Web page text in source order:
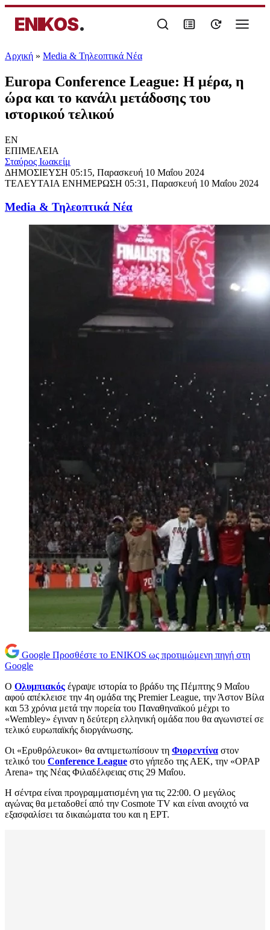
ENIKOS.
Αρχική » Media & Τηλεοπτικά Νέα
Europa Conference League: Η μέρα, η
ώρα και το κανάλι μετάδοσης του
ιστορικού τελικού
EN
ΕΠΙΜΕΛΕΙΑ
Σταύρος Ιωακείμ
ΔΗΜΟΣΙΕΥΣΗ 05:15, Παρασκευή 10 Μαΐου 2024
ΤΕΛΕΥΤΑΙΑ ΕΝΗΜΕΡΩΣΗ 05:31, Παρασκευή 10 Μαΐου 2024
Media & Τηλεοπτικά Νέα
Google Προσθέστε το ENIKOS ως προτιμώμενη πηγή στη
Google
Ο Ολυμπιακός έγραψε ιστορία το βράδυ της Πέμπτης 9 Μαΐου
αφού απέκλεισε την 4η ομάδα της Premier League, την Άστον Βίλα
και 53 χρόνια μετά την πορεία του Παναθηναϊκού μέχρι το
«Wembley» έγιναν η δεύτερη ελληνική ομάδα που θα αγωνιστεί σε
τελικό ευρωπαϊκής διοργάνωσης.
Οι «Ερυθρόλευκοι» θα αντιμετωπίσουν τη Φιορεντίνα στον
τελικό του Conference League στο γήπεδο της ΑΕΚ, την «OPAP
Arena» της Νέας Φιλαδέλφειας στις 29 Μαΐου.
Η σέντρα είναι προγραμματισμένη για τις 22:00. Ο μεγάλος
αγώνας θα μεταδοθεί από την Cosmote TV και είναι ανοιχτό να
εξασφαλίσει τα δικαιώματα του και η ΕΡΤ.